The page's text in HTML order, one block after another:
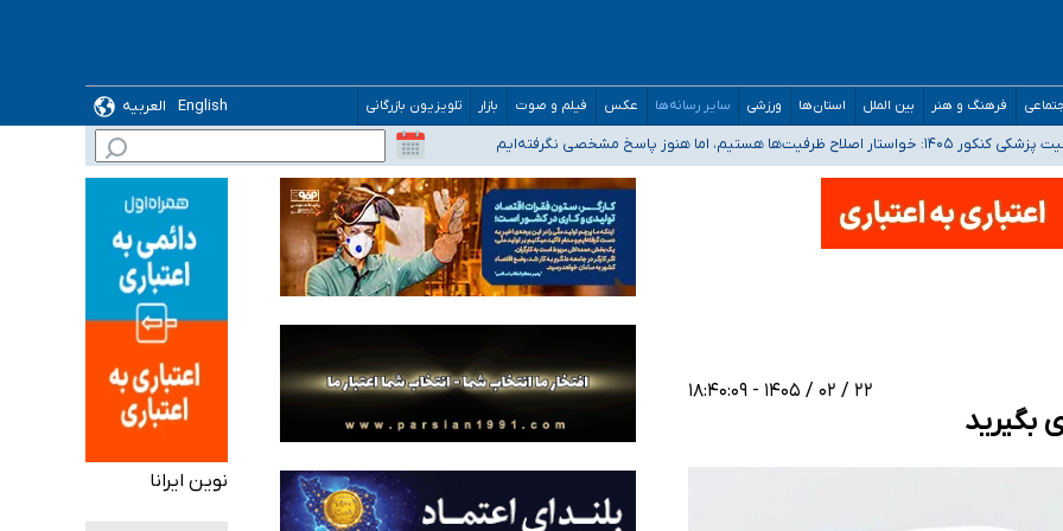
فرهنگ و هنر بین الملل استان‌ها ورزشی سایر رسانه‌ها عکس فیلم و صوت بازار تلویزیون بازرگانی English
العربیه
اما هنوز پاسخ مشخصی نگرفته‌ایم
فرماندهی صحنه عملیات و دکترای تخصصی جغرافیای نظامی دافوس آجا
و کرمان بالاتر از آستانه هشدار
۲۲ / ۰۲ / ۱۴۰۵ - ۱۸:۴۰:۰۹
بگیرید
نوین ایرانا